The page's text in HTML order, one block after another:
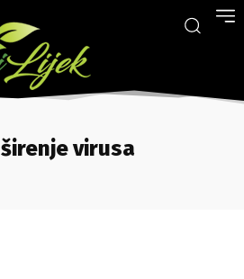
širenje virusa